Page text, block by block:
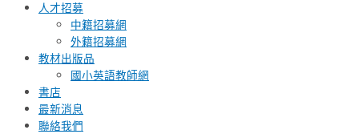
人才招募
中籍招募網
外籍招募網
教材出版品
國小英語教師網
書店
最新消息
聯絡我們